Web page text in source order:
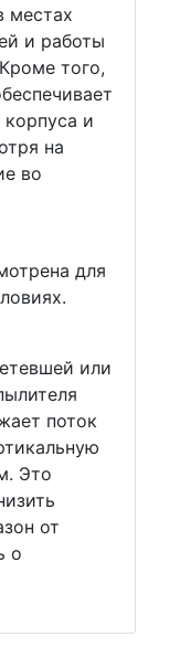
местах
и работы
того,
и
на
во
для
или
поток
Это
от
о